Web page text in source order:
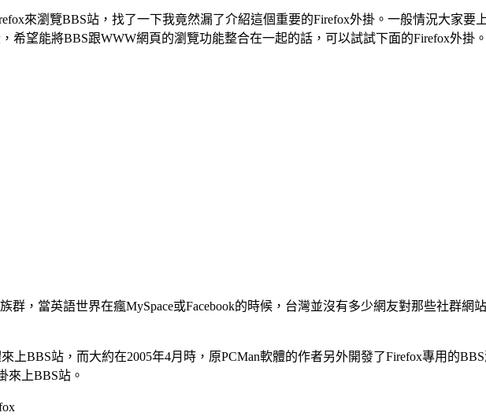
來瀏覽BBS站，找了一下我竟然漏了介紹這個重要的Firefox外掛。一般情況大家
希望能將BBS跟WWW網頁的瀏覽功能整合在一起的話，可以試試下面的Firefox外掛
群，當英語世界在瘋MySpace或Facebook的時候，台灣並沒有多少網友對那些社群網
上BBS站，而大約在2005年4月時，原PCMan軟體的作者另外開發了Firefox專用的
來上BBS站。